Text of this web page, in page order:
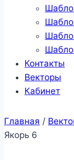
Контакты
Векторы
Кабинет
Главная /
Якорь 6